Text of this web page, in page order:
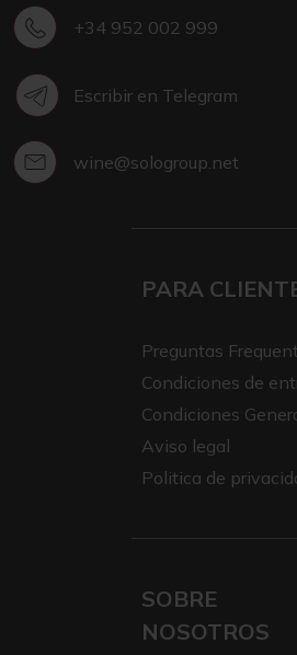
+34 952 002 999
Escribir en Telegram
wine@sologroup.net
PARA
Preguntas
Condiciones de
Condiciones
Aviso legal
Politica de
SOBRE
NOSOTROS